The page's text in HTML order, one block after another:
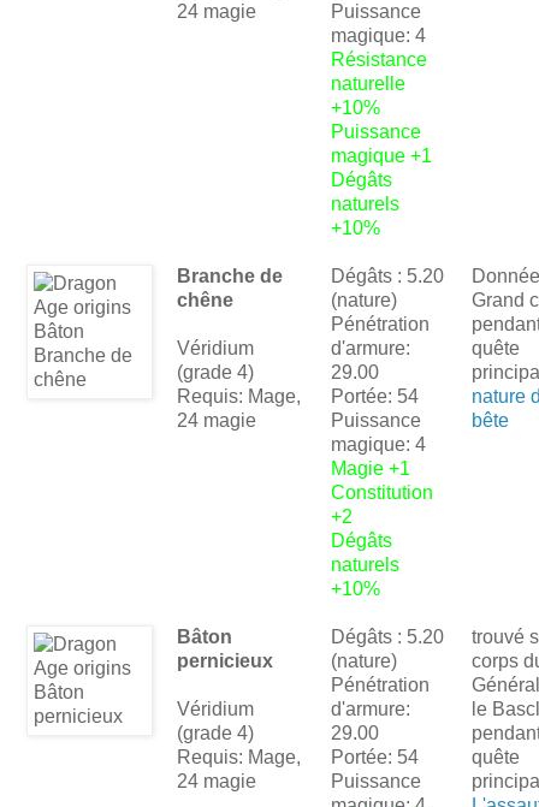
24 magie
Puissance
magique: 4
Résistance
naturelle
+10%
Puissance
magique +1
Dégâts
naturels
+10%
Branche de
chêne
Véridium
(grade 4)
Requis: Mage,
24 magie
Dégâts : 5.20
(nature)
Pénétration
d'armure:
29.00
Portée: 54
Puissance
magique: 4
Magie +1
Constitution
+2
Dégâts
naturels
+10%
Grand
quête
nature
bête
Bâton
pernicieux
Véridium
(grade 4)
Requis: Mage,
24 magie
Dégâts : 5.20
(nature)
Pénétration
d'armure:
29.00
Portée: 54
Puissance
trouvé
corps
le
quête